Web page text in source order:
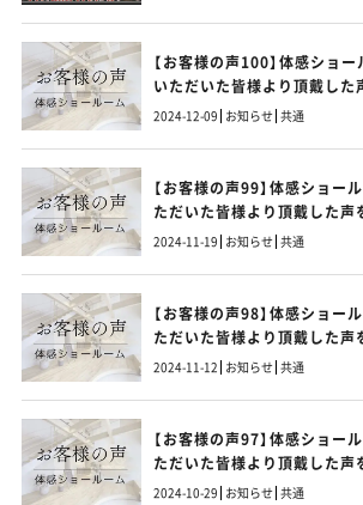
【お客様の声100】体感ショ
いただいた皆様より頂戴した
す！
2024-12-09 お知らせ 共通
【お客様の声99】体感ショー
ただいた皆様より頂戴した声
2024-11-19 お知らせ 共通
【お客様の声98】体感ショー
ただいた皆様より頂戴した声
2024-11-12 お知らせ 共通
【お客様の声97】体感ショー
ただいた皆様より頂戴した声
2024-10-29 お知らせ 共通